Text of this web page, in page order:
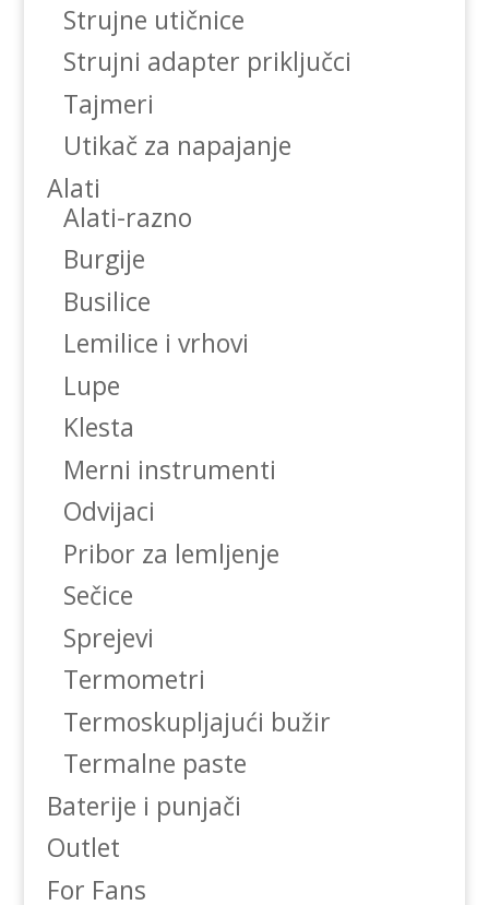
Strujne utičnice
Strujni adapter priključci
Tajmeri
Utikač za napajanje
Alati
Alati-razno
Burgije
Busilice
Lemilice i vrhovi
Lupe
Klesta
Merni instrumenti
Odvijaci
Pribor za lemljenje
Sečice
Sprejevi
Termometri
Termoskupljajući bužir
Termalne paste
Baterije i punjači
Outlet
For Fans